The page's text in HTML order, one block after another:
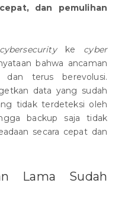
dan pemulihan
cybersecurityke cyber
bahwa ancaman
dan terus berevolusi.
data yang sudah
tidak terdeteksi oleh
backup saja tidak
secara cepat dan
Lama Sudah